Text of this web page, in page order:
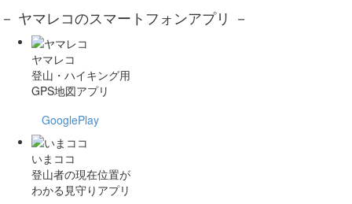
－ ヤマレコのスマートフォンアプリ －
ヤマレコ
登山・ハイキング用
GPS地図アプリ
GooglePlay
いまココ
登山者の現在位置が
わかる見守りアプリ